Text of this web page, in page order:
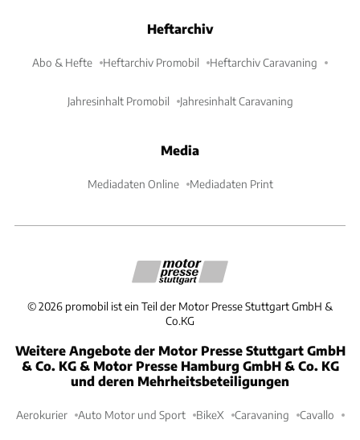
Heftarchiv
Abo & Hefte Heftarchiv Promobil Heftarchiv Caravaning
Jahresinhalt Promobil Jahresinhalt Caravaning
Media
Mediadaten Online Mediadaten Print
©2026 promobil ist ein Teil der Motor Presse Stuttgart GmbH &
Co.KG
Weitere Angebote der Motor Presse Stuttgart GmbH
& Co. KG & Motor Presse Hamburg GmbH & Co. KG
und deren Mehrheitsbeteiligungen
Aerokurier Auto Motor und Sport BikeX Caravaning Cavallo